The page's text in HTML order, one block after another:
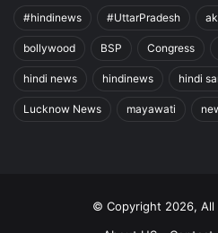
#hindinews #UttarPradesh
bollywood BSP Congress
hindi news hindinews hindi
Lucknow News mayawati
© Copyright 2026, All